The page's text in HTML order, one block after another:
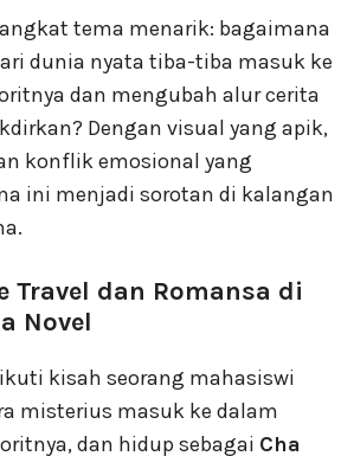
tema menarik: bagaimana
dunia nyata tiba-tiba masuk ke
dan mengubah alur cerita
Dengan visual yang apik,
konflik emosional yang
ini menjadi sorotan di kalangan
Travel dan Romansa di
Novel
kisah seorang mahasiswi
misterius masuk ke dalam
dan hidup sebagai Cha